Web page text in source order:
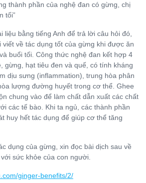
thành phần của nghệ đan có gừng, chị
tối”
liệu bằng tiếng Anh để trả lời câu hỏi đó,
viết về tác dụng tốt của gừng khi được ăn
buổi tối. Công thức nghệ đan kết hợp 4
gừng, hạt tiêu đen và quế, có tính kháng
dịu sưng (inflammation), trung hòa phân
lượng đường huyết trong cơ thể. Ghee
chung vào để làm chất dẫn xuất các chất
các tế bào. Khi ta ngủ, các thành phần
huy hết tác dụng để giúp cơ thể tăng
dụng của gừng, xin đọc bài dịch sau về
sức khỏe của con người.
ginger-benefits/2/